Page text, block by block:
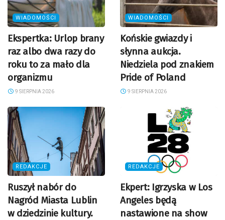
WIADOMOŚCI
Ekspertka: Urlop brany
raz albo dwa razy do
roku to za mało dla
organizmu
9 SIERPNIA 2026
WIADOMOŚCI
Końskie gwiazdy i
słynna aukcja.
Niedziela pod znakiem
Pride of Poland
9 SIERPNIA 2026
REDAKCJE
Ruszył nabór do
Nagród Miasta Lublin
w dziedzinie kultury.
REDAKCJE
Ekpert: Igrzyska w Los
Angeles będą
nastawione na show